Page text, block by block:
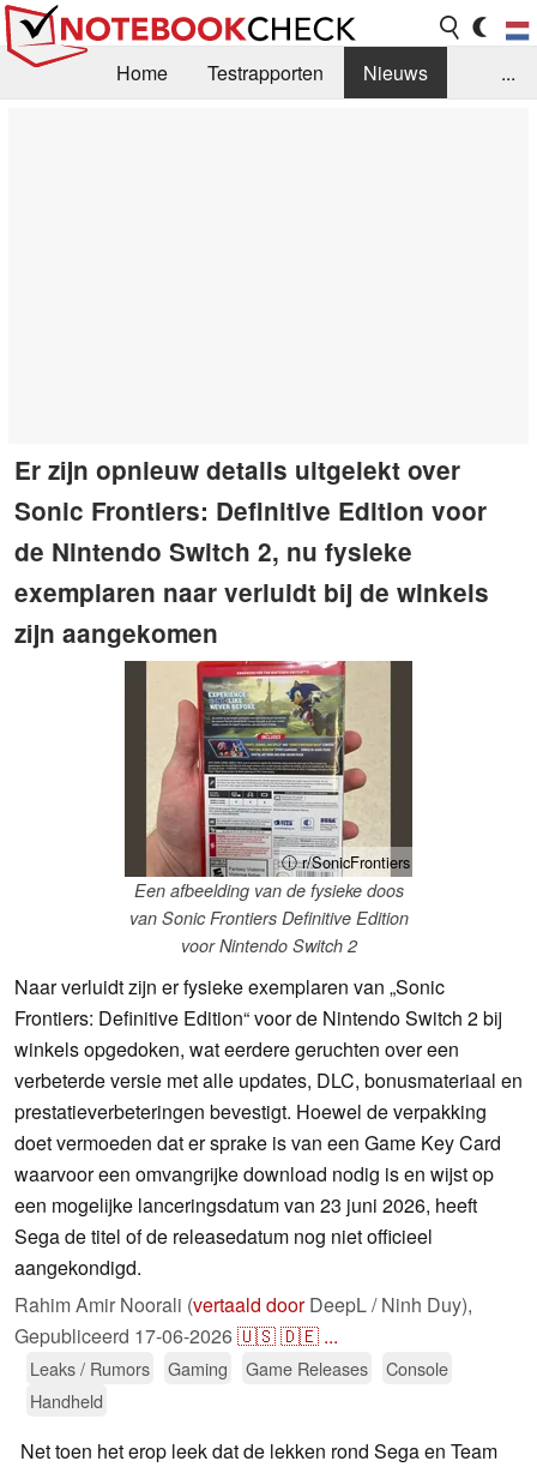
Home Testrapporten
Nieuws
...
Er zijn opnieuw details uitgelekt over
Sonic Frontiers: Definitive Edition voor
de Nintendo Switch 2, nu fysieke
exemplaren naar verluidt bij de winkels
zijn aangekomen
ⓘ r/SonicFrontiers
Een afbeelding van de fysieke doos
van Sonic Frontiers Definitive Edition
voor Nintendo Switch 2
Naar verluidt zijn er fysieke exemplaren van „Sonic
Frontiers: Definitive Edition“ voor de Nintendo Switch 2 bij
winkels opgedoken, wat eerdere geruchten over een
verbeterde versie met alle updates, DLC, bonusmateriaal en
prestatieverbeteringen bevestigt. Hoewel de verpakking
doet vermoeden dat er sprake is van een Game Key Card
waarvoor een omvangrijke download nodig is en wijst op
een mogelijke lanceringsdatum van 23 juni 2026, heeft
Sega de titel of de releasedatum nog niet officieel
aangekondigd.
Rahim Amir Noorali (vertaald doorDeepL / Ninh Duy),
Gepubliceerd 17-06-2026🇺🇸🇩🇪 ...
Leaks / Rumors Gaming Game Releases
Console
Handheld
Net toen het erop leek dat de lekken rond Sega en Team